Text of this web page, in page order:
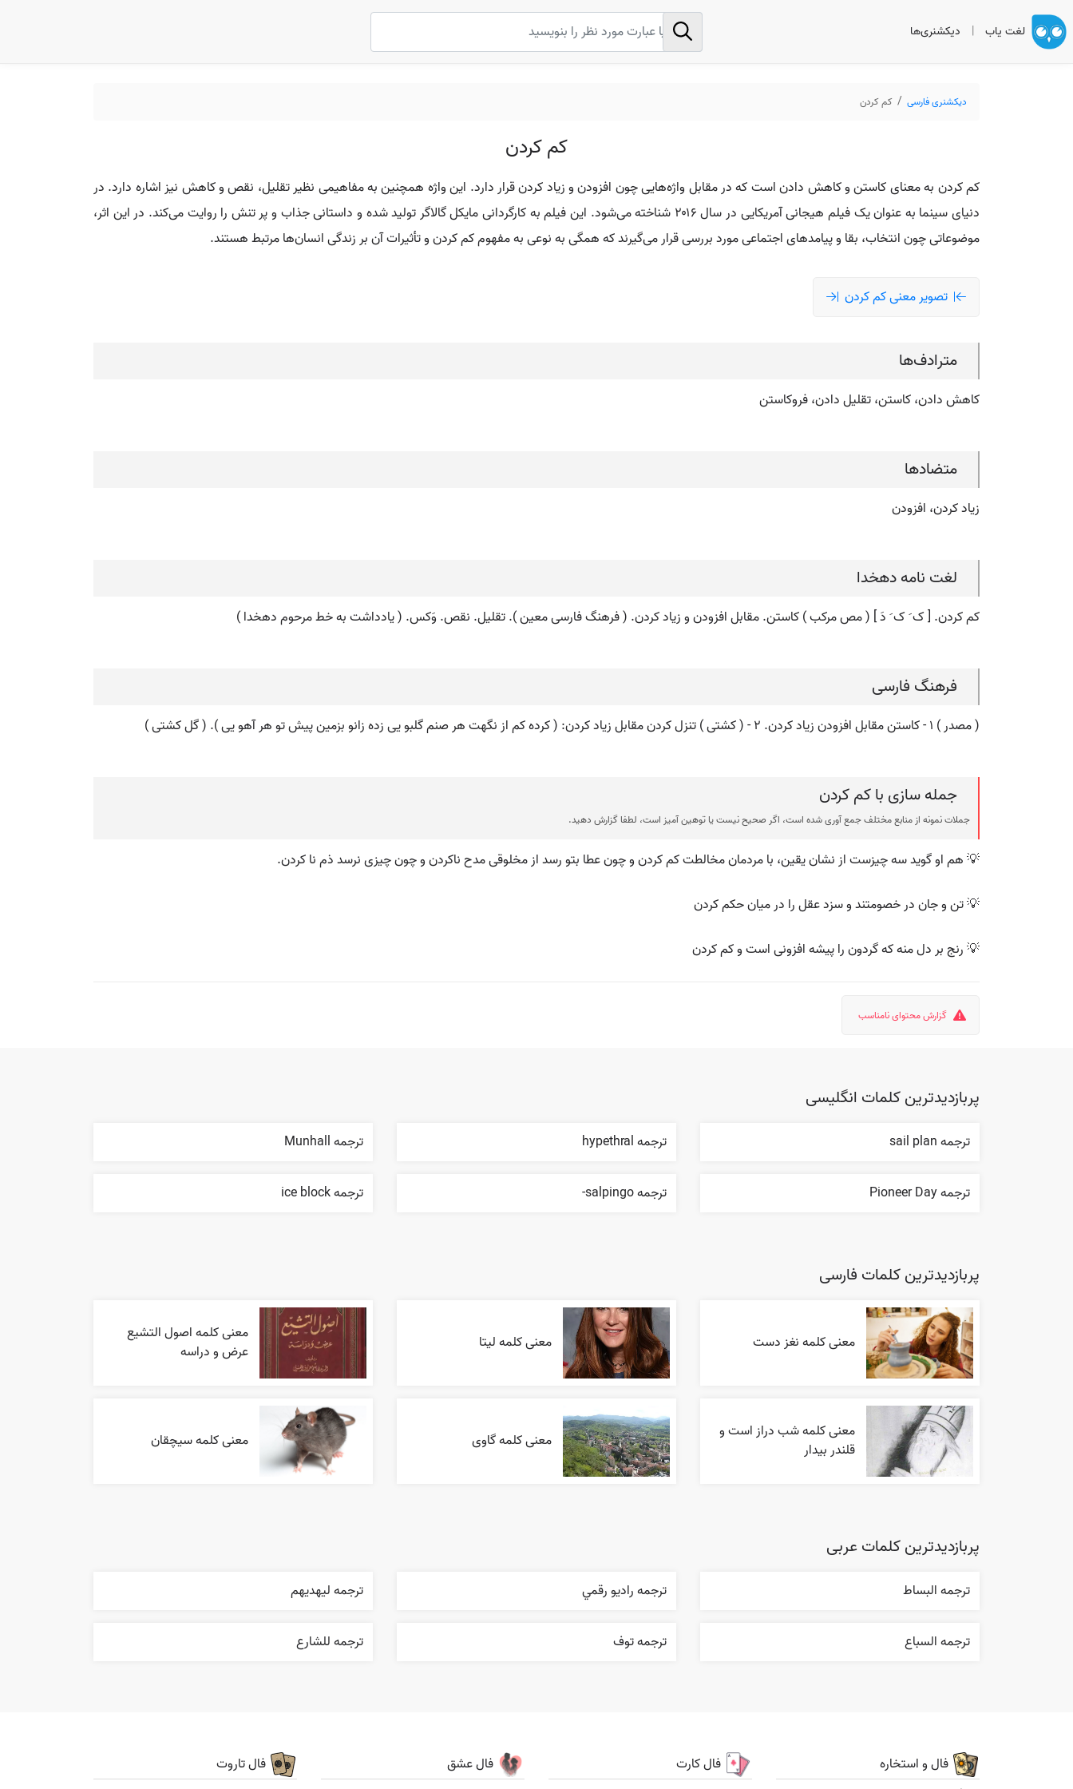
لغت یاب | دیکشنری‌ها
دیکشنری فارسی کم کردن
کم کردن
کم کردن به معنای کاستن و کاهش دادن است که در مقابل واژه‌هایی چون افزودن و زیاد کردن قرار دارد. این واژه همچنین به مفاهیمی نظیر تقلیل، نقص و کاهش نیز اشاره دارد. در
دنیای سینما به عنوان یک فیلم هیجانی آمریکایی در سال ۲۰۱۶ شناخته می‌شود. این فیلم به کارگردانی مایکل گالاگر تولید شده و داستانی جذاب و پر تنش را روایت می‌کند. در این اثر،
موضوعاتی چون انتخاب، بقا و پیامدهای اجتماعی مورد بررسی قرار می‌گیرند که همگی به نوعی به مفهوم کم کردن و تأثیرات آن بر زندگی انسان‌ها مرتبط هستند.
تصویر معنی کم کردن
مترادف‌ها
کاهش دادن، کاستن، تقلیل دادن، فروکاستن
متضادها
زیاد کردن، افزودن
لغت نامه دهخدا
کم کردن. [ ک َ ک َ دَ ] ( مص مرکب ) کاستن. مقابل افزودن و زیاد کردن. ( فرهنگ فارسی معین ). تقلیل. نقص. وَکس. ( یادداشت به خط مرحوم دهخدا )
فرهنگ فارسی
( مصدر ) ۱ - کاستن مقابل افزودن زیاد کردن. ۲ - ( کشتی ) تنزل کردن مقابل زیاد کردن: ( کرده کم از نگهت هر صنم گلبو یی زده زانو بزمین پیش تو هر آهو یی ). ( گل کشتی )
جمله سازی با کم کردن
جملات نمونه از منابع مختلف جمع آوری شده است، اگر صحیح نیست یا توهین آمیز است، لطفا گزارش دهید.
💡 هم او گوید سه چیزست از نشان یقین، با مردمان مخالطت کم کردن و چون عطا بتو رسد از مخلوقی مدح ناکردن و چون چیزی نرسد ذم نا کردن.
💡 تن و جان در خصومتند و سزد عقل را در میان حکم کردن
💡 رنج بر دل منه که گردون را پیشه افزونی است و کم کردن
گزارش محتوای نامناسب
پربازدیدترین کلمات انگلیسی
ترجمه sail plan ترجمه hypethral ترجمه Munhall
ترجمه Pioneer Day ترجمه salpingo- ترجمه ice block
پربازدیدترین کلمات فارسی
معنی کلمه نغز دست معنی کلمه لیتا
معنی کلمه اصول التشیع
عرض و دراسه
معنی کلمه شب دراز است و
قلندر بیدار
معنی کلمه گاوی معنی کلمه سیچقان
پربازدیدترین کلمات عربی
ترجمه البساط ترجمه راديو رقمي ترجمه ليهديهم
ترجمه السباع ترجمه توف ترجمه للشارع
فال و استخاره فال کارت فال عشق فال تاروت